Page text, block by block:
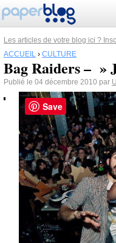
Les articles de votre blog ici ?
ACCUEIL › CULTURE
Bag Raiders – »
Publié le 04 décembre 2010 par
Save